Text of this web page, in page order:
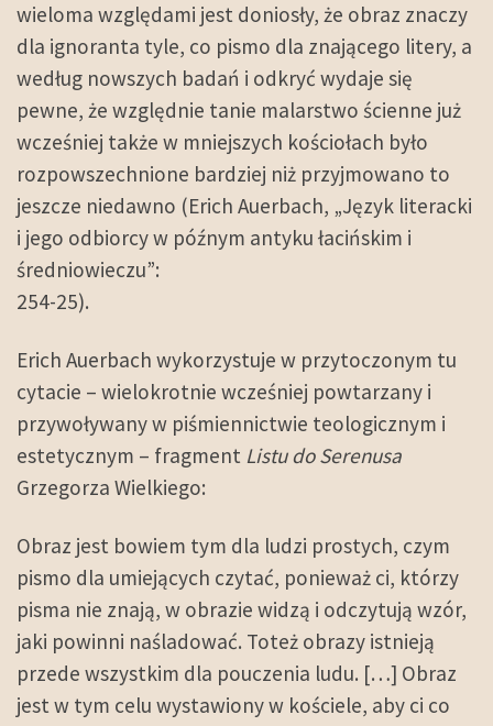
wieloma względami jest doniosły, że obraz znaczy
dla ignoranta tyle, co pismo dla znającego litery, a
według nowszych badań i odkryć wydaje się
pewne, że względnie tanie malarstwo ścienne już
wcześniej także w mniejszych kościołach było
rozpowszechnione bardziej niż przyjmowano to
jeszcze niedawno (Erich Auerbach, „Język literacki
i jego odbiorcy w późnym antyku łacińskim i
średniowieczu”:
254-25).
Erich Auerbach wykorzystuje w przytoczonym tu
cytacie – wielokrotnie wcześniej powtarzany i
przywoływany w piśmiennictwie teologicznym i
estetycznym – fragment Listu do Serenusa
Grzegorza Wielkiego:
Obraz jest bowiem tym dla ludzi prostych, czym
pismo dla umiejących czytać, ponieważ ci, którzy
pisma nie znają, w obrazie widzą i odczytują wzór,
jaki powinni naśladować. Toteż obrazy istnieją
przede wszystkim dla pouczenia ludu. […] Obraz
jest w tym celu wystawiony w kościele, aby ci co